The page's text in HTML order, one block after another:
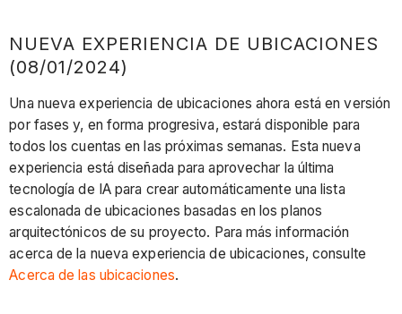
NUEVA EXPERIENCIA DE UBICACIONES
(08/01/2024)
Una nueva experiencia de ubicaciones ahora está en versión
por fases y, en forma progresiva, estará disponible para
todos los cuentas en las próximas semanas. Esta nueva
experiencia está diseñada para aprovechar la última
tecnología de IA para crear automáticamente una lista
escalonada de ubicaciones basadas en los planos
arquitectónicos de su proyecto. Para más información
acerca de la nueva experiencia de ubicaciones, consulte
Acerca de las ubicaciones.